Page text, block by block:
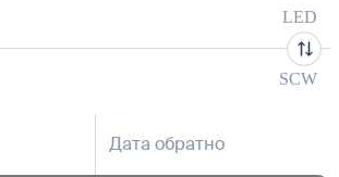
LED
SCW
Дата обратно